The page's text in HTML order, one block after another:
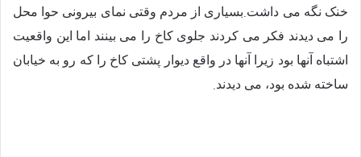
خنک نگه می داشت.بسیاری از مردم وقتی نمای بیرونی حوا محل
را می دیدند فکر می کردند جلوی کاخ را می بینند اما این واقعیت
اشتباه آنها بود زیرا آنها در واقع دیوار پشتی کاخ را که رو به خیابان
ساخته شده بود، می دیدند.